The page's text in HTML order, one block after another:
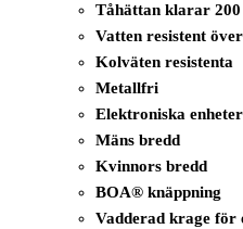
Tåhättan klarar
Vatten resistent
Kolväten resistenta
Metallfri
Elektroniska
Mäns bredd
Kvinnors bredd
BOA® knäppning
Vadderad krage